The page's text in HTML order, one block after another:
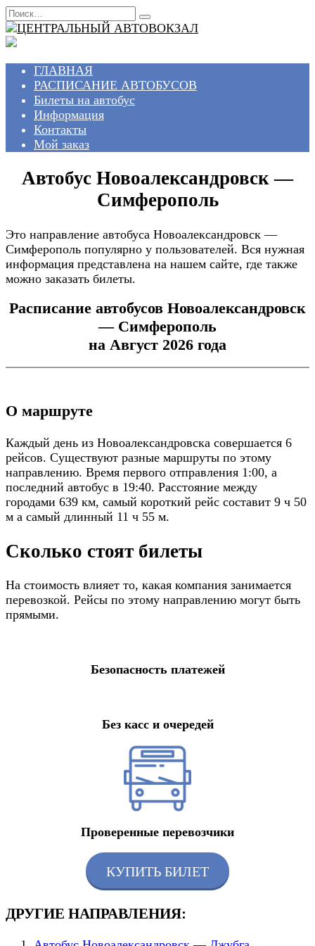
Перейти
к
содержанию
Search
for:
ГЛАВНАЯ
РАСПИСАНИЕ АВТОБУСОВ
Билеты на автобус
Информация
Контакты
Мой заказ
Автобус Новоалександровск —
Симферополь
Это направление автобуса Новоалександровск —
Симферополь популярно у пользователей. Вся нужная
информация представлена на нашем сайте, где также
можно заказать билеты.
Расписание автобусов Новоалександровск
— Симферополь
на Август 2026 года
О маршруте
Каждый день из Новоалександровска совершается 6
рейсов. Существуют разные маршруты по этому
направлению. Время первого отправления 1:00, а
последний автобус в 19:40. Расстояние между
городами 639 км, самый короткий рейс составит 9 ч 50
м а самый длинный 11 ч 55 м.
Сколько стоят билеты
На стоимость влияет то, какая компания занимается
перевозкой. Рейсы по этому направлению могут быть
прямыми.
Безопасность платежей
Без касс и очередей
Проверенные перевозчики
КУПИТЬ БИЛЕТ
ДРУГИЕ НАПРАВЛЕНИЯ: